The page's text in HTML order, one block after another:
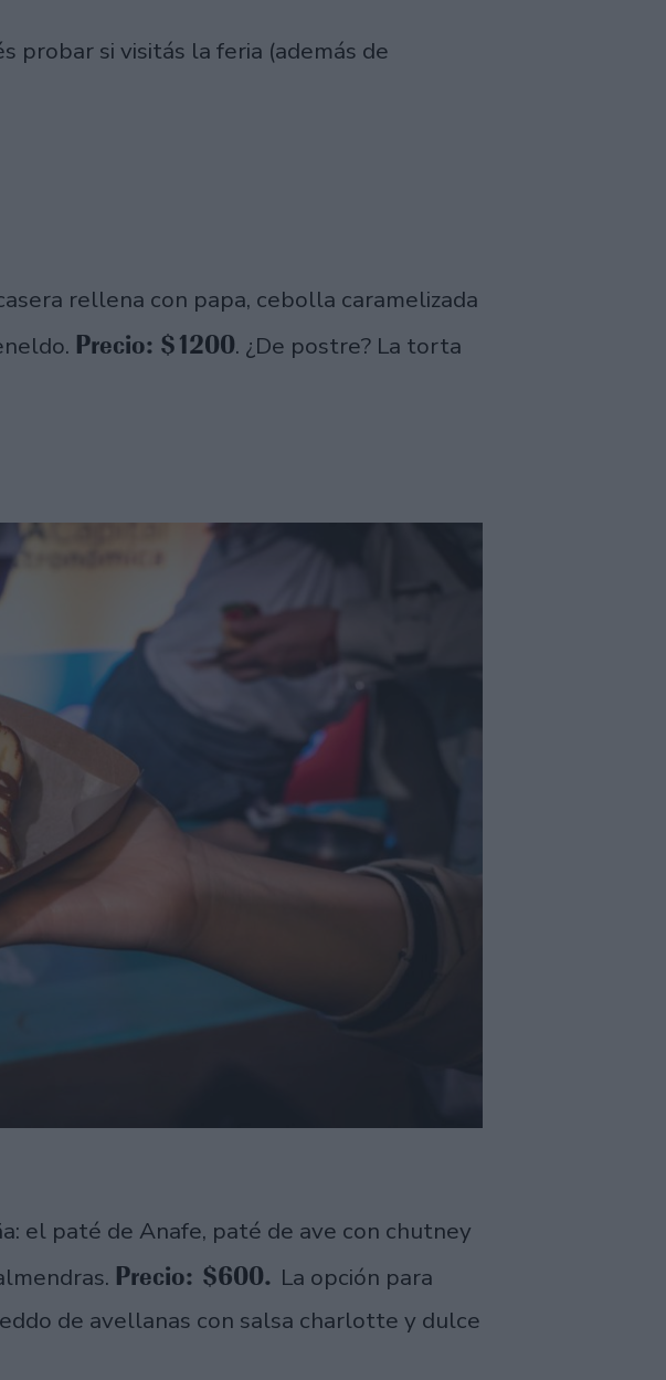
probar si visitás la feria (además de
rellena con papa, cebolla caramelizada
Precio: $1200. ¿De postre? La torta
el paté de Anafe, paté de ave con chutney
Precio: $600. La opción para
de avellanas con salsa charlotte y dulce